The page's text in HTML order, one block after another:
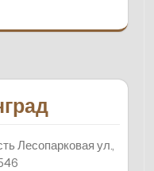
Лесопарковая ул.,